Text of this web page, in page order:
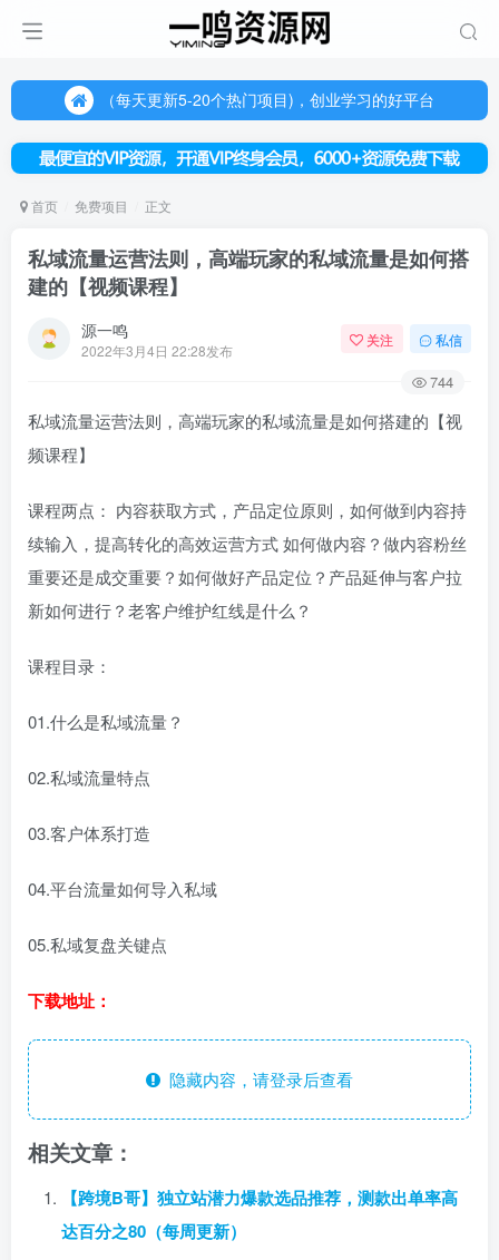
（每天更新5-20个热门项目)，创业学习的好平台
（每天更新5-20个热门项目)，创业学习的好平台
欢迎访问一鸣资源网，本站汇集数千网创课程和项目
首页 免费项目 正文
私域流量运营法则，高端玩家的私域流量是如何搭
建的【视频课程】
源一鸣
2022年3月4日 22:28发布
关注 私信
744
私域流量运营法则，高端玩家的私域流量是如何搭建的【视
频课程】
课程两点： 内容获取方式，产品定位原则，如何做到内容持
续输入，提高转化的高效运营方式 如何做内容？做内容粉丝
重要还是成交重要？如何做好产品定位？产品延伸与客户拉
新如何进行？老客户维护红线是什么？
课程目录：
01.什么是私域流量？
02.私域流量特点
03.客户体系打造
04.平台流量如何导入私域
05.私域复盘关键点
下载地址：
隐藏内容，请登录后查看
相关文章：
【跨境B哥】独立站潜力爆款选品推荐，测款出单率高
达百分之80（每周更新）